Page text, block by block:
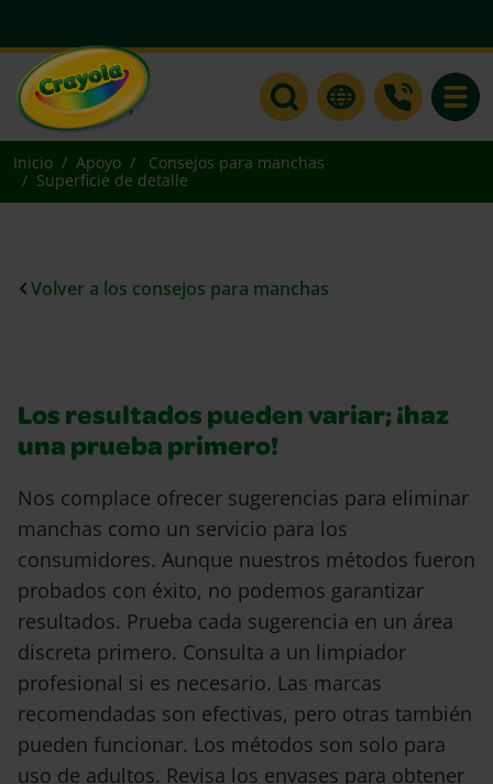
Inicio Apoyo
Consejos para manchas
Superficie de detalle
Volver a los consejos para manchas
Los resultados pueden variar; ¡haz
una prueba primero!
Nos complace ofrecer sugerencias para eliminar
manchas como un servicio para los
consumidores. Aunque nuestros métodos fueron
probados con éxito, no podemos garantizar
resultados. Prueba cada sugerencia en un área
discreta primero. Consulta a un limpiador
profesional si es necesario. Las marcas
recomendadas son efectivas, pero otras también
pueden funcionar. Los métodos son solo para
uso de adultos. Revisa los envases para obtener